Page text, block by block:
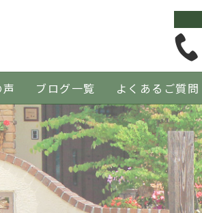
ブログ一覧 よくあるご質問